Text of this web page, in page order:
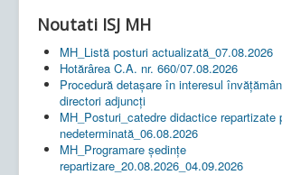
Noutati ISJ MH
MH_Listă posturi actualizată_07.08.2026
Hotărârea C.A. nr. 660/07.08.2026
Procedură detașare în interesul
directori adjuncți
MH_Posturi_catedre didactice repartizate
nedeterminată_06.08.2026
MH_Programare ședințe
repartizare_20.08.2026_04.09.2026